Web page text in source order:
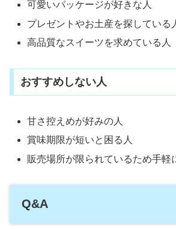
可愛いパッケージが好きな人
プレゼントやお土産を探している
高品質なスイーツを求めている人
おすすめしない人
甘さ控えめが好みの人
賞味期限が短いと困る人
販売場所が限られているため手軽
Q&A